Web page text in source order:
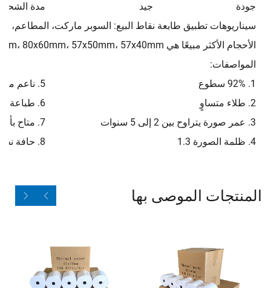
جودة
جيد
مدة الشحن
سيناريوهات تطبيق طابعة نقاط البيع: السوبر ماركت، المطاعم،
الأحجام الأكثر مبيعًا هي 80x80mm، 80x70mm، 80x60mm، 57x50mm، 57x40mm، وغيرها.
المواصفات:
1. 92% سطوع
5. ناعم من الجانبين الأمامي والخلفي
2. طلاء متساوٍ
6. طباعة أولية بواسطة الشركة المصنعة الأصلية (OEM)
3. عمر صورة يتراوح بين 2 إلى 5 سنوات
7. متاح بأحجام مختلفة
4. ظلمة الصورة 1.3
8. حافة نظيفة
المنتجات الموصى بها